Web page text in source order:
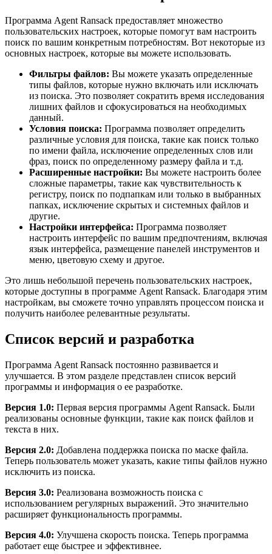
Программа Agent Ransack предоставляет множество
пользовательских настроек, которые помогут вам настроить
поиск по вашим конкретным потребностям. Вот некоторые из
основных настроек, которые вы можете использовать.
Фильтры файлов: Вы можете указать определенные
типы файлов, которые нужно включать или исключать
из поиска. Это позволяет сократить время исследования
лишних файлов и сфокусироваться на необходимых
данный.
Условия поиска: Программа позволяет определить
различные условия для поиска, такие как поиск только
по имени файла, исключение определенных слов или
фраз, поиск по определенному размеру файла и т.д.
Расширенные настройки: Вы можете настроить более
сложные параметры, такие как чувствительность к
регистру, поиск по подпапкам или только в выбранных
папках, исключение скрытых и системных файлов и
другие.
Настройки интерфейса: Программа позволяет
настроить интерфейс по вашим предпочтениям, включая
язык интерфейса, размещение панелей инструментов и
меню, цветовую схему и другое.
Это лишь небольшой перечень пользовательских настроек,
которые доступны в программе Agent Ransack. Благодаря этим
настройкам, вы сможете точно управлять процессом поиска и
получить наиболее релевантные результаты.
Список версий и разработка
Программа Agent Ransack постоянно развивается и
улучшается. В этом разделе представлен список версий
программы и информация о ее разработке.
Версия 1.0: Первая версия программы Agent Ransack. Были
реализованы основные функции, такие как поиск файлов и
текста в них.
Версия 2.0: Добавлена поддержка поиска по маске файла.
Теперь пользователь может указать, какие типы файлов нужно
исключить из поиска.
Версия 3.0: Реализована возможность поиска с
использованием регулярных выражений. Это значительно
расширяет функциональность программы.
Версия 4.0: Улучшена скорость поиска. Теперь программа
работает еще быстрее и эффективнее.